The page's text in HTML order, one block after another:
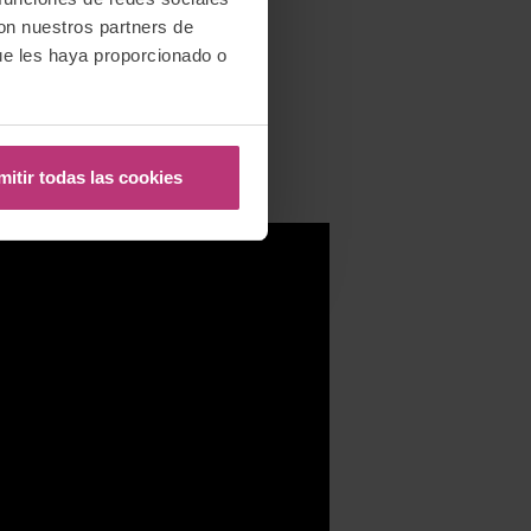
nuestros partners de
les haya proporcionado o
todas las cookies